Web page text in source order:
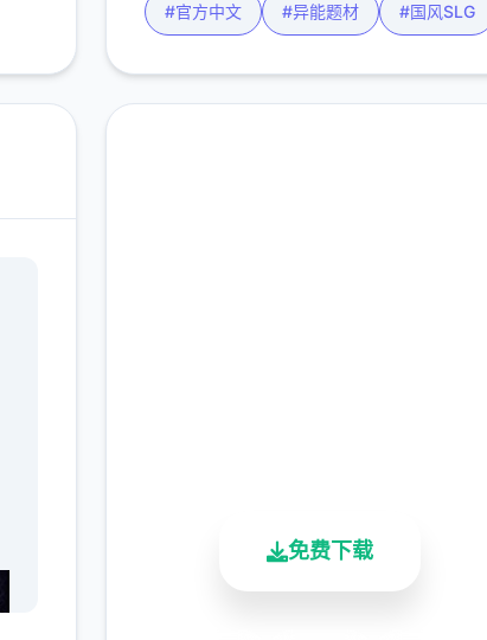
#官方中文 #异能题材 #国风SLG
免费下载